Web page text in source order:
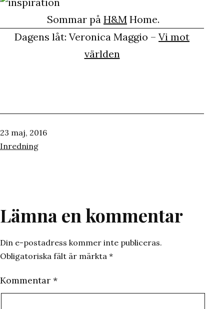
Sommar på H&M Home.
Dagens låt: Veronica Maggio – Vi mot
världen
Publicerat
den
23 maj, 2016
Kategoriserat
Inredning
Lämna en kommentar
Din e-postadress kommer inte publiceras.
Obligatoriska fält är märkta *
Kommentar *